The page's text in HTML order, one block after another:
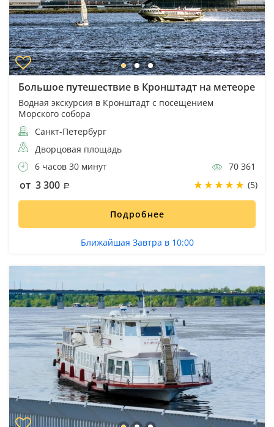
Большое путешествие в Кронштадт на метеоре
Водная экскурсия в Кронштадт с посещением
Морского собора
Санкт-Петербург
Дворцовая площадь
6 часов 30 минут
70 361
от 3 300 (5)
Подробнее
Ближайшая Завтра в 10:00